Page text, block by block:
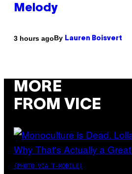
Melody
3 hours agoBy Lauren Boisvert
MORE
FROM VICE
(PHOTO VIA T-MOBILE)